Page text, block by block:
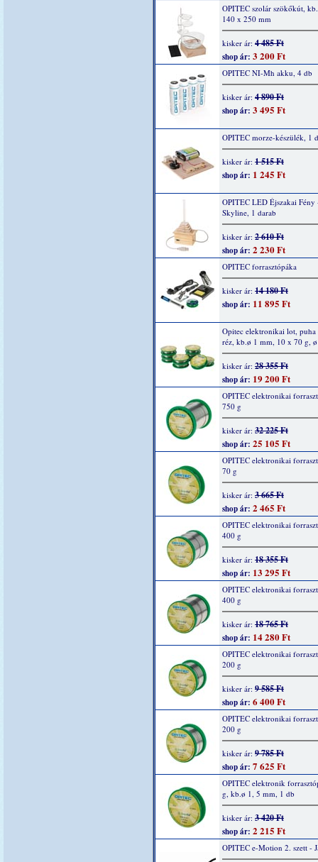
OPITEC szolár szökőkút,
140 x 250 mm
kisker ár: 4 485 Ft
shop ár: 3 200 Ft
OPITEC NI-Mh akku, 4 db
kisker ár: 4 890 Ft
shop ár: 3 495 Ft
OPITEC morze-készülék, 1
kisker ár: 1 515 Ft
shop ár: 1 245 Ft
OPITEC LED Éjszakai Fény
Skyline, 1 darab
kisker ár: 2 610 Ft
shop ár: 2 230 Ft
OPITEC forrasztópáka
kisker ár: 14 180 Ft
shop ár: 11 895 Ft
Opitec elektronikai lot, puha
réz, kb.ø 1 mm, 10 x 70 g,
kisker ár: 28 355 Ft
shop ár: 19 200 Ft
OPITEC elektronikai
750 g
kisker ár: 32 225 Ft
shop ár: 25 105 Ft
OPITEC elektronikai
70 g
kisker ár: 3 665 Ft
shop ár: 2 465 Ft
OPITEC elektronikai
400 g
kisker ár: 18 355 Ft
shop ár: 13 295 Ft
OPITEC elektronikai
400 g
kisker ár: 18 765 Ft
shop ár: 14 280 Ft
OPITEC elektronikai
200 g
kisker ár: 9 585 Ft
shop ár: 6 400 Ft
OPITEC elektronikai
200 g
kisker ár: 9 785 Ft
shop ár: 7 625 Ft
OPITEC elektronik
g, kb.ø 1, 5 mm, 1 db
kisker ár: 3 420 Ft
shop ár: 2 215 Ft
OPITEC e-Motion 2. szett -